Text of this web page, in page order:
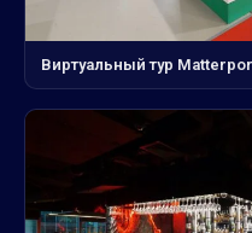
Виртуальный тур